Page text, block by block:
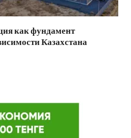
как фундамент
Казахстана